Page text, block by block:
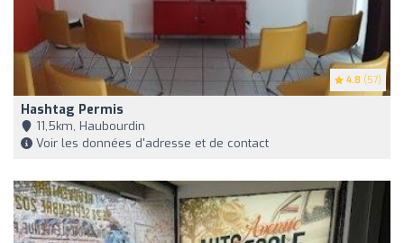
4.8 (57)
Hashtag Permis
11,5km, Haubourdin
Voir les données d'adresse et de contact